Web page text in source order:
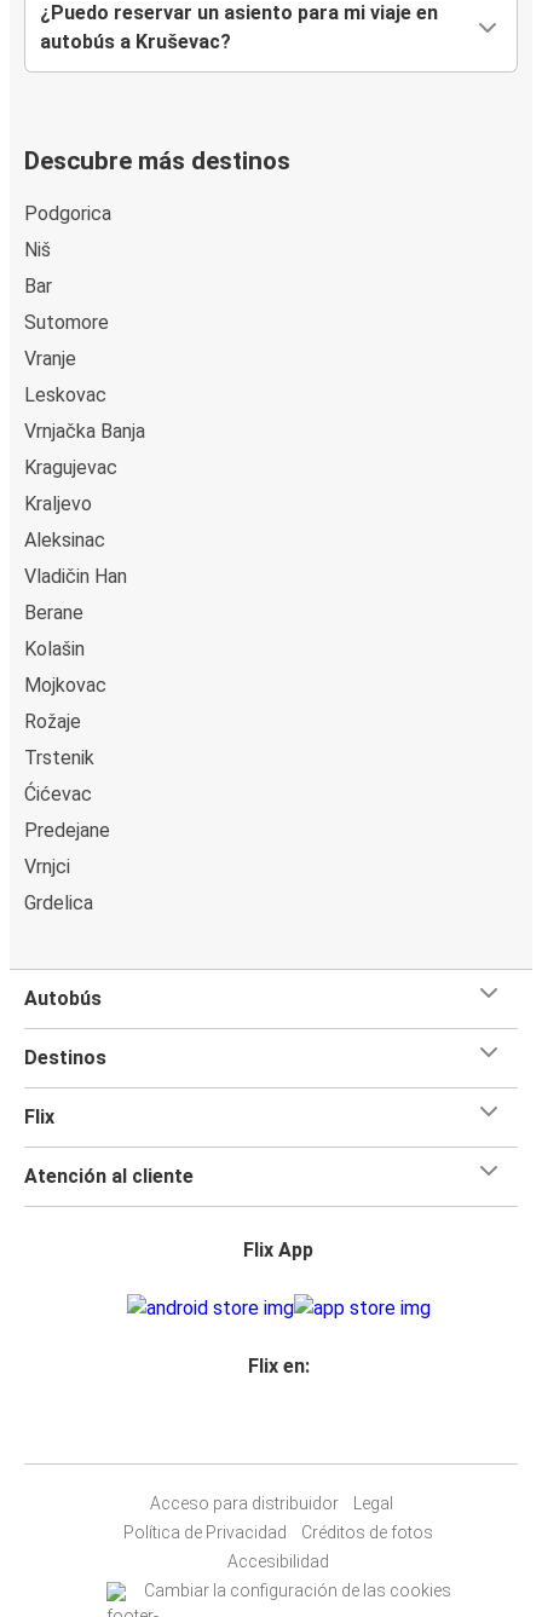
¿Puedo reservar un asiento para mi viaje en
autobús a Kruševac?
Descubre más destinos
Podgorica
Niš
Bar
Sutomore
Vranje
Leskovac
Vrnjačka Banja
Kragujevac
Kraljevo
Aleksinac
Vladičin Han
Berane
Kolašin
Mojkovac
Rožaje
Trstenik
Ćićevac
Predejane
Vrnjci
Grdelica
Autobús
Destinos
Flix
Atención al cliente
Flix App
Flix en:
Acceso para distribuidor
Legal
Política de Privacidad
Créditos de fotos
Accesibilidad
Cambiar la configuración de las cookies